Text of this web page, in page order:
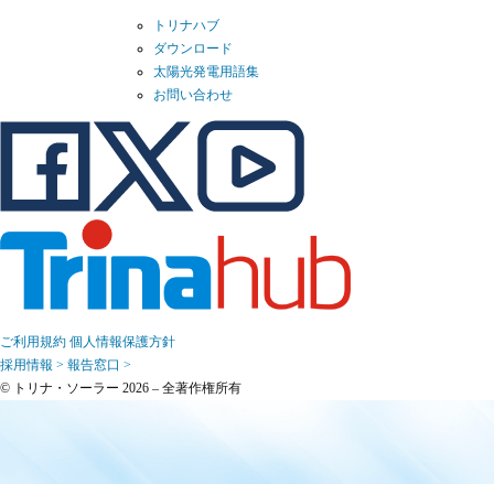
トリナハブ
ダウンロード
太陽光発電用語集
お問い合わせ
ご利用規約 個人情報保護方針
採用情報 > 報告窓口 >
© トリナ・ソーラー 2026 – 全著作権所有